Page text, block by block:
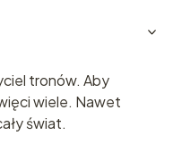
tronów. Aby
wiele. Nawet
świat.